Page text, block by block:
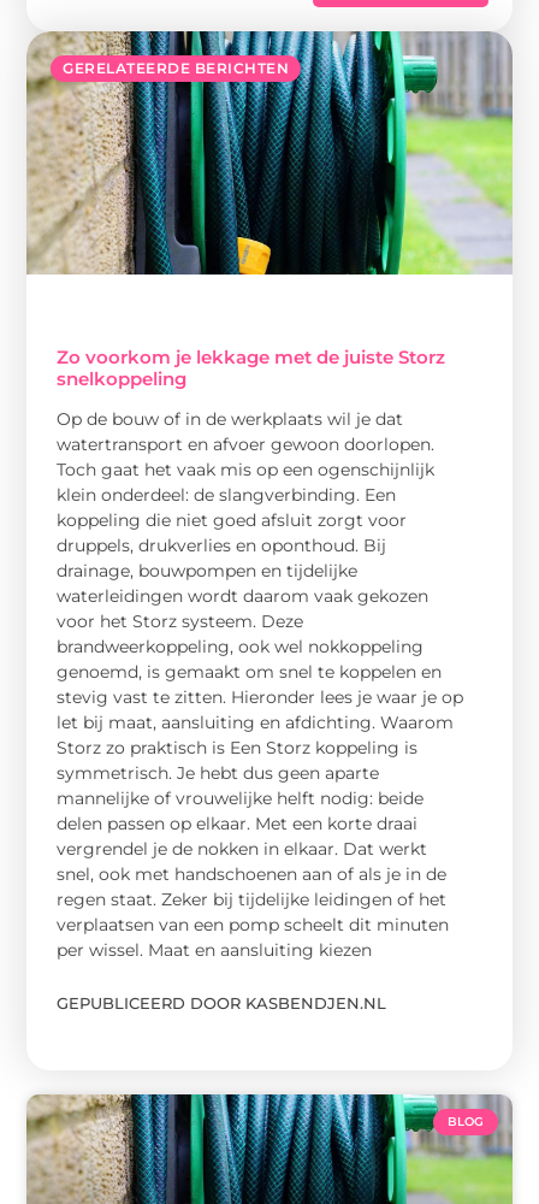
GERELATEERDE BERICHTEN
Zo voorkom je lekkage met de juiste Storz
snelkoppeling
Op de bouw of in de werkplaats wil je dat
watertransport en afvoer gewoon doorlopen.
Toch gaat het vaak mis op een ogenschijnlijk
klein onderdeel: de slangverbinding. Een
koppeling die niet goed afsluit zorgt voor
druppels, drukverlies en oponthoud. Bij
drainage, bouwpompen en tijdelijke
waterleidingen wordt daarom vaak gekozen
voor het Storz systeem. Deze
brandweerkoppeling, ook wel nokkoppeling
genoemd, is gemaakt om snel te koppelen en
stevig vast te zitten. Hieronder lees je waar je op
let bij maat, aansluiting en afdichting. Waarom
Storz zo praktisch is Een Storz koppeling is
symmetrisch. Je hebt dus geen aparte
mannelijke of vrouwelijke helft nodig: beide
delen passen op elkaar. Met een korte draai
vergrendel je de nokken in elkaar. Dat werkt
snel, ook met handschoenen aan of als je in de
regen staat. Zeker bij tijdelijke leidingen of het
verplaatsen van een pomp scheelt dit minuten
per wissel. Maat en aansluiting kiezen
GEPUBLICEERD DOOR KASBENDJEN.NL
BLOG